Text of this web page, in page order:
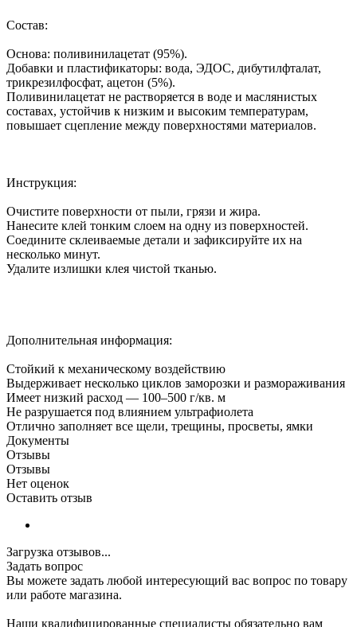
Состав:
Основа: поливинилацетат (95%).
Добавки и пластификаторы: вода, ЭДОС, дибутилфталат,
трикрезилфосфат, ацетон (5%).
Поливинилацетат не растворяется в воде и маслянистых
составах, устойчив к низким и высоким температурам,
повышает сцепление между поверхностями материалов.
Инструкция:
Очистите поверхности от пыли, грязи и жира.
Нанесите клей тонким слоем на одну из поверхностей.
Соедините склеиваемые детали и зафиксируйте их на
несколько минут.
Удалите излишки клея чистой тканью.
Дополнительная информация:
Стойкий к механическому воздействию
Выдерживает несколько циклов заморозки и размораживания
Имеет низкий расход — 100–500 г/кв. м
Не разрушается под влиянием ультрафиолета
Отлично заполняет все щели, трещины, просветы, ямки
Документы
Отзывы
Отзывы
Нет оценок
Оставить отзыв
Загрузка отзывов...
Задать вопрос
Вы можете задать любой интересующий вас вопрос по товару
или работе магазина.
Наши квалифицированные специалисты обязательно вам